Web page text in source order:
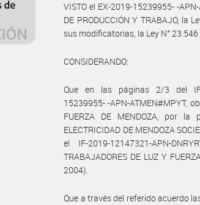
VISTO el EX-2019-15239955- -
DE PRODUCCIÓN Y TRABAJO, la
sus modificatorias, la Ley N°
CONSIDERANDO:
Que en las páginas 2/3 del IF-
15239955- -APN-ATMEN#MPYT,
FUERZA DE MENDOZA, por la
ELECTRICIDAD DE MENDOZA
el IF-2019-12147321-APN-
TRABAJADORES DE LUZ Y
2004).
Que a través del referido acuerdo